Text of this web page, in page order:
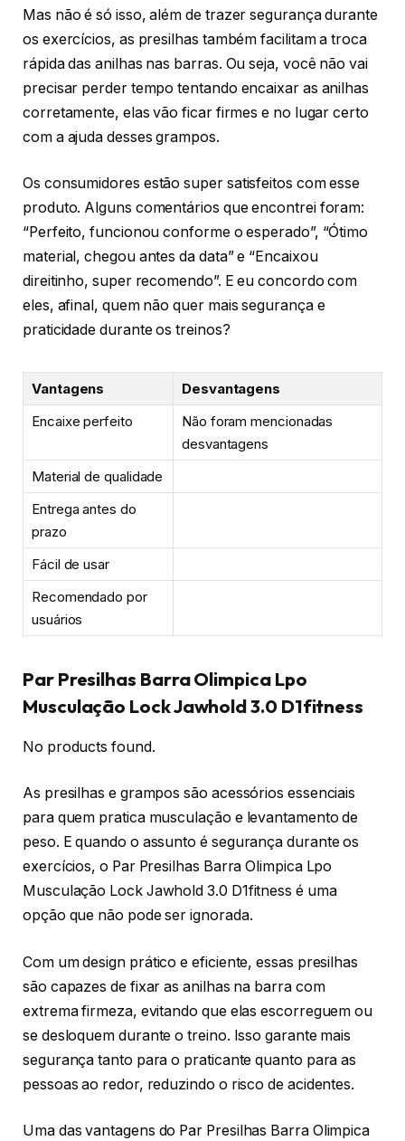
Mas não é só isso, além de trazer segurança durante
os exercícios, as presilhas também facilitam a troca
rápida das anilhas nas barras. Ou seja, você não vai
precisar perder tempo tentando encaixar as anilhas
corretamente, elas vão ficar firmes e no lugar certo
com a ajuda desses grampos.
Os consumidores estão super satisfeitos com esse
produto. Alguns comentários que encontrei foram:
“Perfeito, funcionou conforme o esperado”, “Ótimo
material, chegou antes da data” e “Encaixou
direitinho, super recomendo”. E eu concordo com
eles, afinal, quem não quer mais segurança e
praticidade durante os treinos?
Vantagens
Desvantagens
Encaixe perfeito
Não foram mencionadas
desvantagens
Material de qualidade
Entrega antes do
prazo
Fácil de usar
Recomendado por
usuários
Par Presilhas Barra Olimpica Lpo
Musculação Lock Jawhold 3.0 D1fitness
No products found.
As presilhas e grampos são acessórios essenciais
para quem pratica musculação e levantamento de
peso. E quando o assunto é segurança durante os
exercícios, o Par Presilhas Barra Olimpica Lpo
Musculação Lock Jawhold 3.0 D1fitness é uma
opção que não pode ser ignorada.
Com um design prático e eficiente, essas presilhas
são capazes de fixar as anilhas na barra com
extrema firmeza, evitando que elas escorreguem ou
se desloquem durante o treino. Isso garante mais
segurança tanto para o praticante quanto para as
pessoas ao redor, reduzindo o risco de acidentes.
Uma das vantagens do Par Presilhas Barra Olimpica